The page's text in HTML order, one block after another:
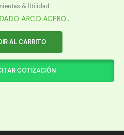
& Utilidad
ARCO ACERO...
AL CARRITO
COTIZACIÓN